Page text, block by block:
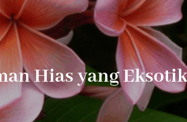
Hias yang Eksotik